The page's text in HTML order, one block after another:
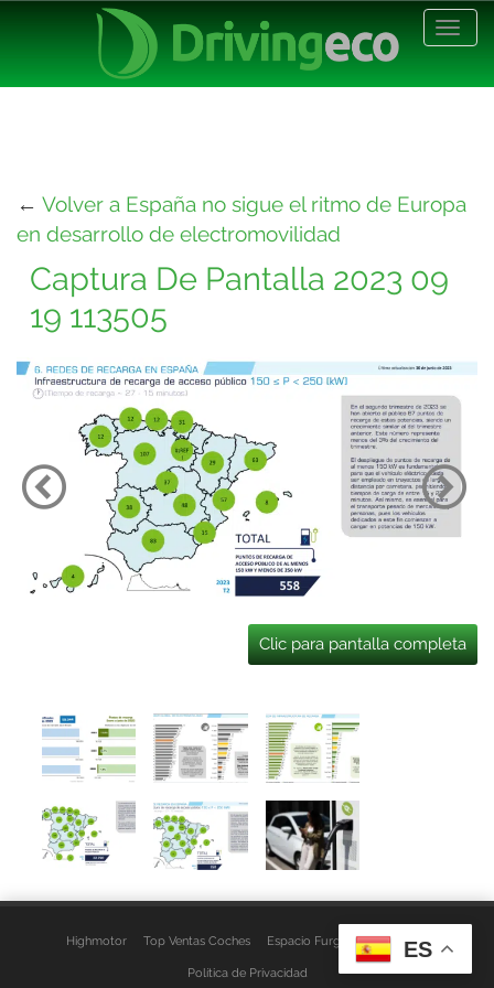
← Volver a España no sigue el ritmo de Europa
en desarrollo de electromovilidad
Captura De Pantalla 2023 09
19 113505
Clic para pantalla completa
Highmotor Top Ventas Coches Espacio Furgo Aviso Legal
Política de Privacidad
ES